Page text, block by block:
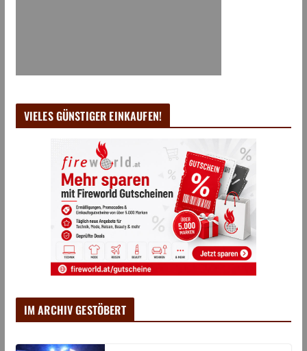
VIELES GÜNSTIGER EINKAUFEN!
IM ARCHIV GESTÖBERT